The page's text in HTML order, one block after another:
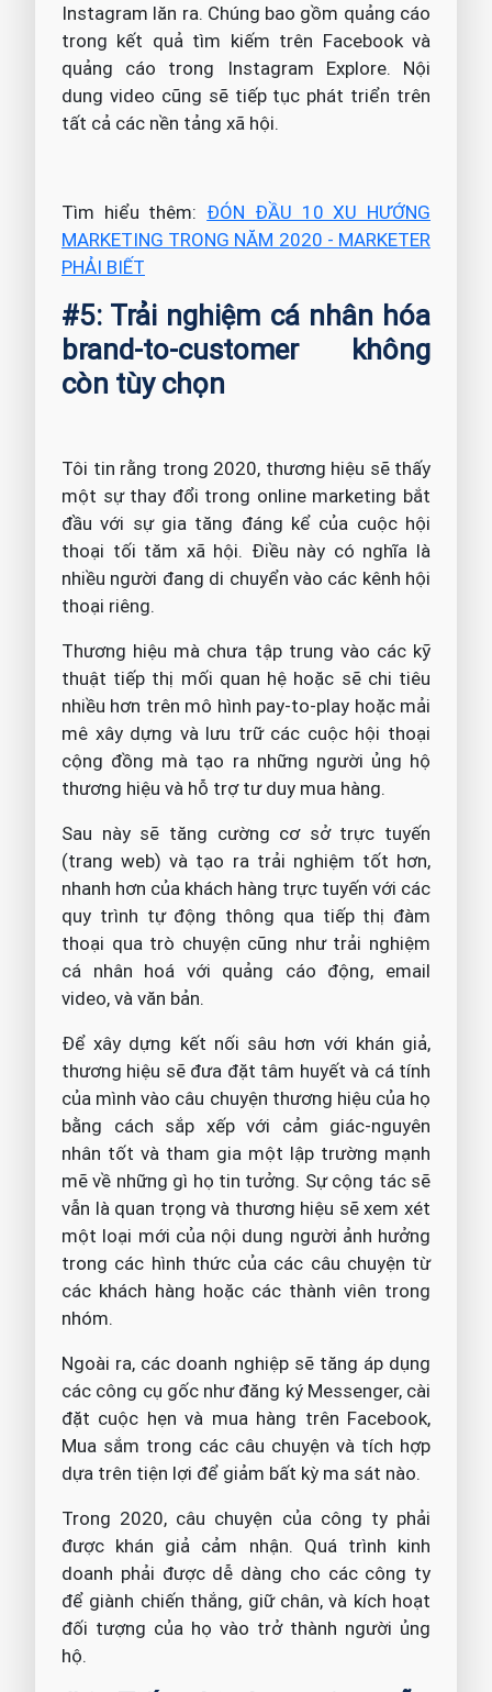
Instagram lăn ra. Chúng bao gồm quảng cáo
trong kết quả tìm kiếm trên Facebook và
quảng cáo trong Instagram Explore. Nội
dung video cũng sẽ tiếp tục phát triển trên
tất cả các nền tảng xã hội.
Tìm hiểu thêm: ĐÓN ĐẦU 10 XU HƯỚNG
MARKETING TRONG NĂM 2020 - MARKETER
PHẢI BIẾT
#5: Trải nghiệm cá nhân hóa
brand-to-customer không
còn tùy chọn
Tôi tin rằng trong 2020, thương hiệu sẽ thấy
một sự thay đổi trong online marketing bắt
đầu với sự gia tăng đáng kể của cuộc hội
thoại tối tăm xã hội. Điều này có nghĩa là
nhiều người đang di chuyển vào các kênh hội
thoại riêng.
Thương hiệu mà chưa tập trung vào các kỹ
thuật tiếp thị mối quan hệ hoặc sẽ chi tiêu
nhiều hơn trên mô hình pay-to-play hoặc mải
mê xây dựng và lưu trữ các cuộc hội thoại
cộng đồng mà tạo ra những người ủng hộ
thương hiệu và hỗ trợ tư duy mua hàng.
Sau này sẽ tăng cường cơ sở trực tuyến
(trang web) và tạo ra trải nghiệm tốt hơn,
nhanh hơn của khách hàng trực tuyến với các
quy trình tự động thông qua tiếp thị đàm
thoại qua trò chuyện cũng như trải nghiệm
cá nhân hoá với quảng cáo động, email
video, và văn bản.
Để xây dựng kết nối sâu hơn với khán giả,
thương hiệu sẽ đưa đặt tâm huyết và cá tính
của mình vào câu chuyện thương hiệu của họ
bằng cách sắp xếp với cảm giác-nguyên
nhân tốt và tham gia một lập trường mạnh
mẽ về những gì họ tin tưởng. Sự cộng tác sẽ
vẫn là quan trọng và thương hiệu sẽ xem xét
một loại mới của nội dung người ảnh hưởng
trong các hình thức của các câu chuyện từ
các khách hàng hoặc các thành viên trong
nhóm.
Ngoài ra, các doanh nghiệp sẽ tăng áp dụng
các công cụ gốc như đăng ký Messenger, cài
đặt cuộc hẹn và mua hàng trên Facebook,
Mua sắm trong các câu chuyện và tích hợp
dựa trên tiện lợi để giảm bất kỳ ma sát nào.
Trong 2020, câu chuyện của công ty phải
được khán giả cảm nhận. Quá trình kinh
doanh phải được dễ dàng cho các công ty
để giành chiến thắng, giữ chân, và kích hoạt
đối tượng của họ vào trở thành người ủng
hộ.